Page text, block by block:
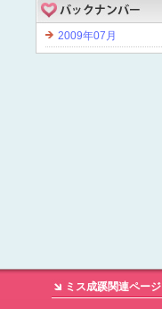
2009年07月
ミス成蹊関連ページ